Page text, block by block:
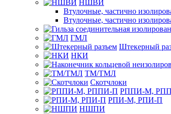
НШВИ
Втулочные, частично
Втулочные, частично
ГМЛ
Штекерный
НКИ
ТМ/ТМЛ
Скотчлоки
РППИ-М,
РПИ-М, РПИ-П
НШПИ